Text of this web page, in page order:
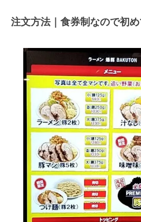
注文方法｜食券制なので初